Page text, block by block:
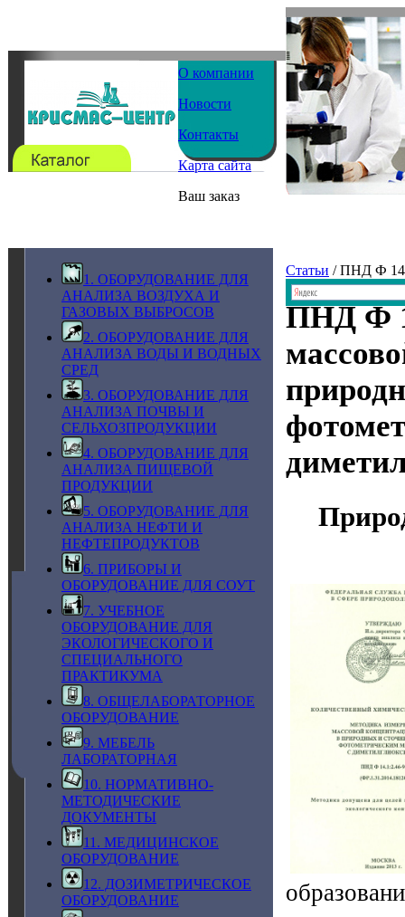
О компании
Новости
Контакты
Карта сайта
Ваш заказ
1. ОБОРУДОВАНИЕ ДЛЯ
АНАЛИЗА ВОЗДУХА И
ГАЗОВЫХ ВЫБРОСОВ
2. ОБОРУДОВАНИЕ ДЛЯ
АНАЛИЗА ВОДЫ И ВОДНЫХ
СРЕД
3. ОБОРУДОВАНИЕ ДЛЯ
АНАЛИЗА ПОЧВЫ И
СЕЛЬХОЗПРОДУКЦИИ
4. ОБОРУДОВАНИЕ ДЛЯ
АНАЛИЗА ПИЩЕВОЙ
ПРОДУКЦИИ
5. ОБОРУДОВАНИЕ ДЛЯ
АНАЛИЗА НЕФТИ И
НЕФТЕПРОДУКТОВ
6. ПРИБОРЫ И
ОБОРУДОВАНИЕ ДЛЯ СОУТ
7. УЧЕБНОЕ
ОБОРУДОВАНИЕ ДЛЯ
ЭКОЛОГИЧЕСКОГО И
СПЕЦИАЛЬНОГО
ПРАКТИКУМА
8. ОБЩЕЛАБОРАТОРНОЕ
ОБОРУДОВАНИЕ
9. МЕБЕЛЬ
ЛАБОРАТОРНАЯ
10. НОРМАТИВНО-
МЕТОДИЧЕСКИЕ
ДОКУМЕНТЫ
11. МЕДИЦИНСКОЕ
ОБОРУДОВАНИЕ
12. ДОЗИМЕТРИЧЕСКОЕ
ОБОРУДОВАНИЕ
Статьи / ПНД Ф
ПНД Ф